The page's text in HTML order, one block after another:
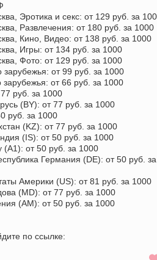
Эротика и секс: от 129 руб. за
Развлечения: от 180 руб. за 1000
Кино, Видео: от 138 руб. за 1000
Игры: от 134 руб. за 1000
Фото: от 129 руб. за 1000
от 99 руб. за 1000
от 66 руб. за 1000
руб. за 1000
(BY): от 77 руб. за 1000
руб. за 1000
(KZ): от 77 руб. за 1000
(IS): от 50 руб. за 1000
(A1): от 50 руб. за 1000
Германия (DE): от 50 руб. за
Америки (US): от 81 руб. за 1000
(MD): от 77 руб. за 1000
(AM): от 50 руб. за 1000
по ссылке: